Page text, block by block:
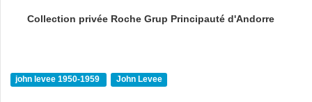
Collection privée Roche Grup Principauté d'Andorre
john levee 1950-1959 John Levee